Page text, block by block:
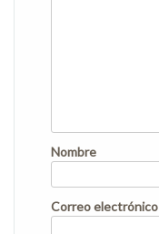
Nombre
Correo electrónico